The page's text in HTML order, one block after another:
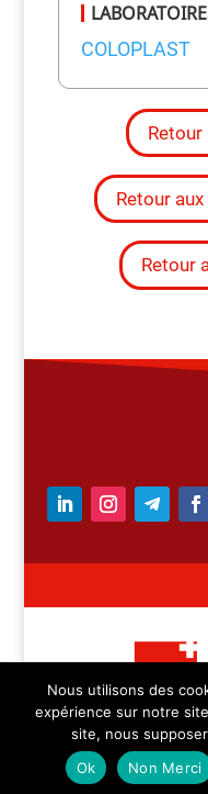
COLOPLAST
Retour
Retour
Retour
Nous utilisons des
expérience sur notre
site, nous
Ok
Non Merci